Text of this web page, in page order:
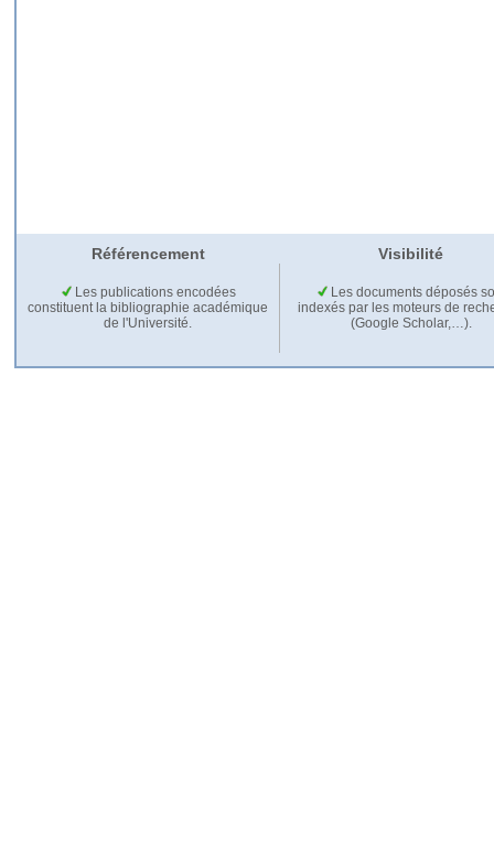
Référencement Visibilité
Les publications encodées
constituent la bibliographie académique
de l'Université.
Les documents déposés
indexés par les moteurs de
(Google Scholar,…).